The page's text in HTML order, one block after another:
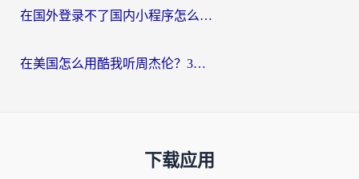
在国外登录不了国内小程序怎么办？选对回国加速器，轻松解锁国内资源
在美国怎么用酷我听周杰伦？3步搞定海外听歌难题
下载应用